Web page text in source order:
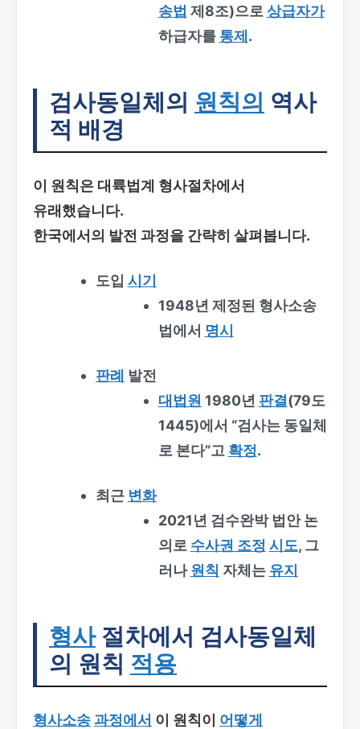
송법 제8조)으로 상급자가
하급자를 통제 .
검사동일체의 원칙의 역사
적 배경
이 원칙은 대륙법계 형사절차에서
유래했습니다.
한국에서의 발전 과정을 간략히 살펴봅니다.
도입 시기
1948년 제정된 형사소송
법에서 명시
판례 발전
대법원 1980년 판결(79도
1445)에서 “검사는 동일체
로 본다”고 확정.
최근 변화
2021년 검수완박 법안 논
의로 수사권 조정 시도, 그
러나원칙 자체는 유지
형사절차에서 검사동일체
의 원칙 적용
형사소송 과정에서 이 원칙이 어떻게